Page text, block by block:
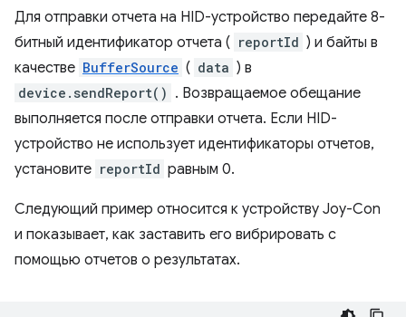
Для отправки отчета на HID-устройство передайте 8-
битный идентификатор отчета ( reportId ) и байты в
качестве BufferSource ( data ) в
device.sendReport() . Возвращаемое обещание
выполняется после отправки отчета. Если HID-
устройство не использует идентификаторы отчетов,
установите reportId равным 0.
Следующий пример относится к устройству Joy-Con
и показывает, как заставить его вибрировать с
помощью отчетов о результатах.